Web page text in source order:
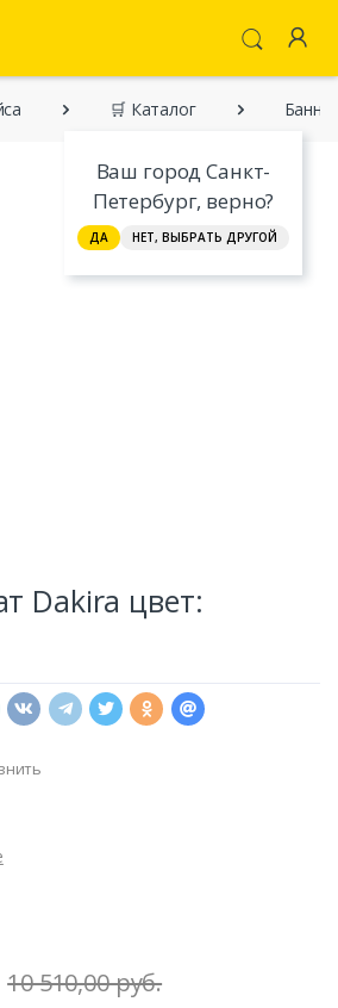
Ваш город Санкт-
Петербург, верно?
ДА НЕТ, ВЫБРАТЬ ДРУГОЙ
🛒 Каталог
Dakira цвет:
10 510,00 руб.